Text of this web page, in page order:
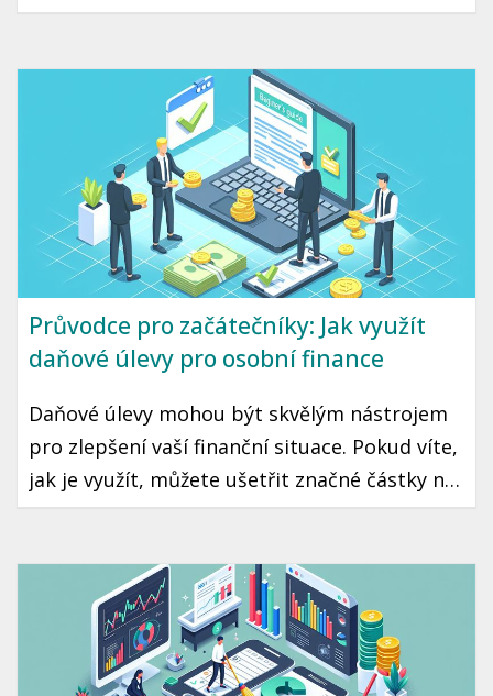
bez ohledu na aktuální cenu. Díky tomuto
špatného načasování a přehřátí trhu. Tento
článek vás seznámí s tím, jak DCA funguje a
jak ho využít ve vaší vlastní investiční
strategii.
Průvodce pro začátečníky: Jak využít
daňové úlevy pro osobní finance
Daňové úlevy mohou být skvělým nástrojem
pro zlepšení vaší finanční situace. Pokud víte,
jak je využít, můžete ušetřit značné částky na
daních, což může znamenat více peněz ve vaší
můžete maximálně využít daňové úlevy v
České republice.